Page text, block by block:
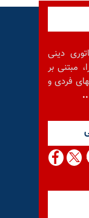
دینی
مبتنی بر
فردی و